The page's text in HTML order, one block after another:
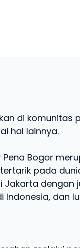
di komunitas
hal lainnya.
Pena Bogor
pada
Jakarta dengan
Indonesia, dan